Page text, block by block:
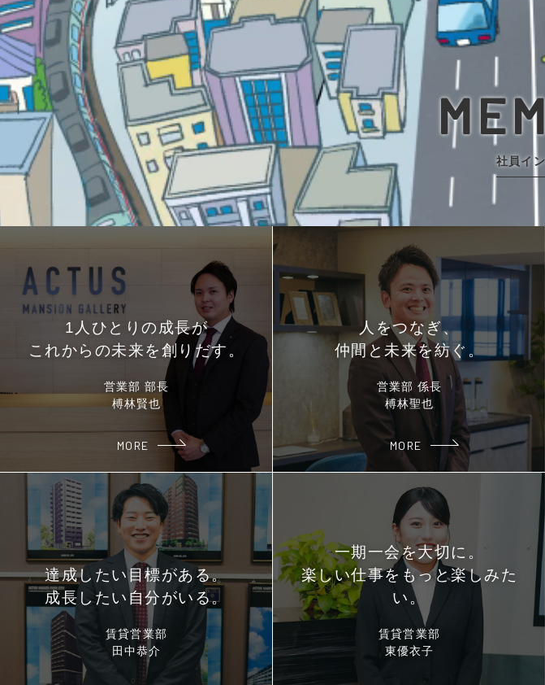
社員イ
1人ひとりの成長が
これからの未来を創りだす。
営業部 部長
榑林賢也
MORE
人をつなぎ、
仲間と未来を紡ぐ。
営業部 係長
榑林聖也
MORE
達成したい目標がある。
成長したい自分がいる。
賃貸営業部
田中恭介
一期一会を大切に。
楽しい仕事をもっと楽しみた
い。
賃貸営業部
東優衣子